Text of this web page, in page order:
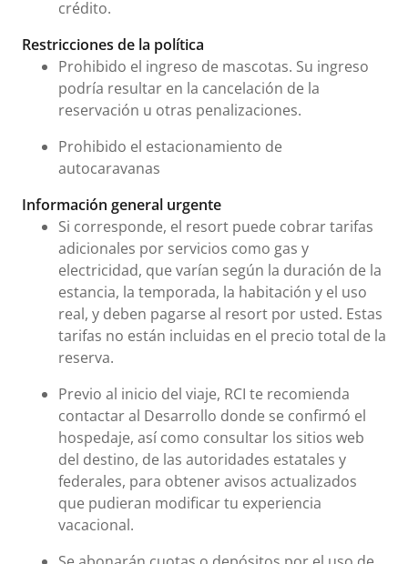
crédito.
Restricciones de la política
Prohibido el ingreso de mascotas. Su ingreso
podría resultar en la cancelación de la
reservación u otras penalizaciones.
Prohibido el estacionamiento de
autocaravanas
Información general urgente
Si corresponde, el resort puede cobrar tarifas
adicionales por servicios como gas y
electricidad, que varían según la duración de la
estancia, la temporada, la habitación y el uso
real, y deben pagarse al resort por usted. Estas
tarifas no están incluidas en el precio total de la
reserva.
Previo al inicio del viaje, RCI te recomienda
contactar al Desarrollo donde se confirmó el
hospedaje, así como consultar los sitios web
del destino, de las autoridades estatales y
federales, para obtener avisos actualizados
que pudieran modificar tu experiencia
vacacional.